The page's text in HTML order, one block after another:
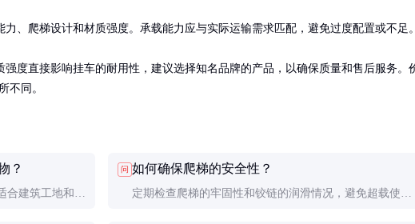
力、爬梯设计和材质强度。承载能力应与实际运输需求匹配，避免过度配置或不足
度直接影响挂车的耐用性，建议选择知名品牌的产品，以确保质量和售后服务。
不同。
？
合建筑工地和物
问 如何确保爬梯的安全性？
定期检查爬梯的牢固性和铰链的润滑情况，避免超载使